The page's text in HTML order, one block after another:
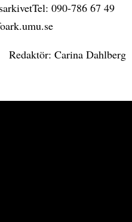
090-786 67 49
Redaktör: Carina Dahlberg